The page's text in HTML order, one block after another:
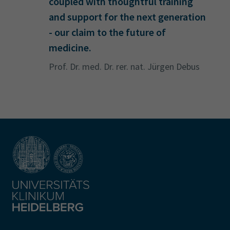
and support for the next generation
- our claim to the future of
medicine.
Prof. Dr. med. Dr. rer. nat. Jürgen Debus